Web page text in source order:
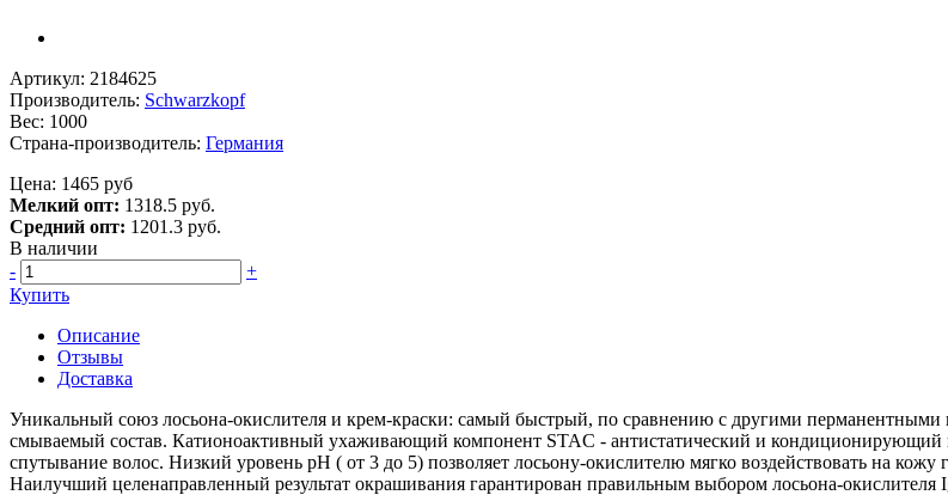
Артикул: 2184625
Производитель: Schwarzkopf
Вес: 1000
Страна-производитель: Германия
Цена: 1465 руб
Мелкий опт: 1318.5 руб.
Средний опт: 1201.3 руб.
В наличии
-
+
Купить
Описание
Отзывы
Доставка
Уникальный союз лосьона-окислителя и крем-краски: самый быстрый, по сравнению с другими перманентными
смываемый состав. Катионоактивный ухаживающий компонент STAC - антистатический и
спутывание волос. Низкий уровень pH ( от 3 до 5) позволяет лосьону-окислителю мягко воздействовать на
Наилучший целенаправленный результат окрашивания гарантирован правильным выбором лосьона-